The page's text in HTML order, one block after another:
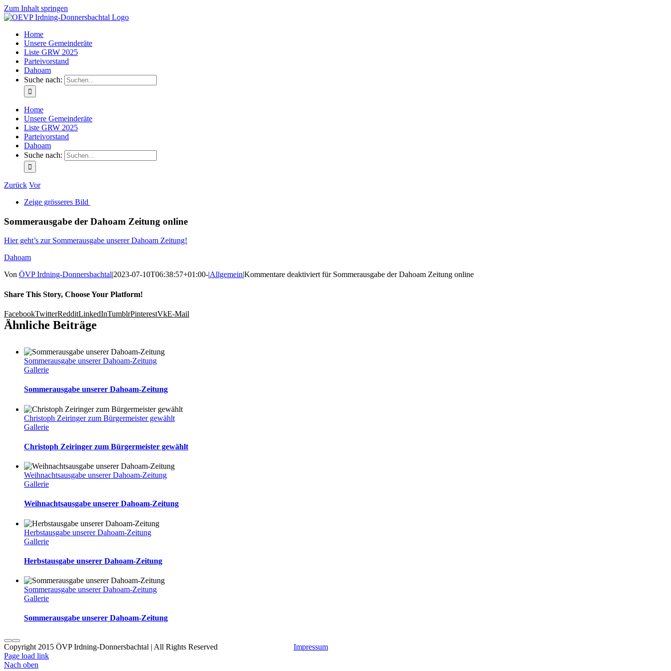
Zum Inhalt springen
Home
Unsere Gemeinderäte
Liste GRW 2025
Parteivorstand
Dahoam
Suche nach:
Home
Unsere Gemeinderäte
Liste GRW 2025
Parteivorstand
Dahoam
Suche nach:
Zurück Vor
Zeige grösseres Bild
Sommerausgabe der Dahoam Zeitung online
Hier geht’s zur Sommerausgabe unserer Dahoam Zeitung!
Dahoam
Von ÖVP Irdning-Donnersbachtal|2023-07-10T06:38:57+01:00-|Allgemein|Kommentare deaktiviertfür Sommerausgabe der Dahoam Zeitung online
Share This Story, Choose Your Platform!
FacebookTwitterRedditLinkedInTumblrPinterestVkE-Mail
Ähnliche Beiträge
Sommerausgabe unserer Dahoam-Zeitung
Gallerie
Sommerausgabe unserer Dahoam-Zeitung
Christoph Zeiringer zum Bürgermeister gewählt
Gallerie
Christoph Zeiringer zum Bürgermeister gewählt
Weihnachtsausgabe unserer Dahoam-Zeitung
Gallerie
Weihnachtsausgabe unserer Dahoam-Zeitung
Herbstausgabe unserer Dahoam-Zeitung
Gallerie
Herbstausgabe unserer Dahoam-Zeitung
Sommerausgabe unserer Dahoam-Zeitung
Gallerie
Sommerausgabe unserer Dahoam-Zeitung
Copyright 2015 ÖVP Irdning-Donnersbachtal | All Rights Reserved Impressum
Page load link
Nach oben